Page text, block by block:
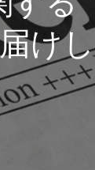
しま